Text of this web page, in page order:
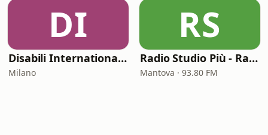
DI
Disabili International Radio
Milano
RS
Radio Studio Più - Radio '60' '70' '80'
Mantova · 93.80 FM